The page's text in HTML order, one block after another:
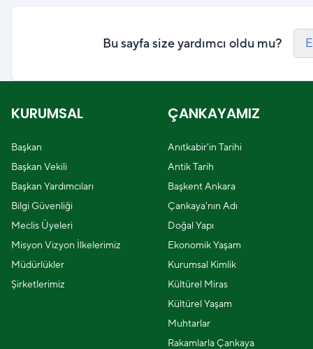
Bu sayfa size yardımcı oldu mu?
KURUMSAL
Başkan
Başkan Vekili
Başkan Yardımcıları
Bilgi Güvenliği
Meclis Üyeleri
Misyon Vizyon İlkelerimiz
Müdürlükler
Şirketlerimiz
ÇANKAYAMIZ
Anıtkabir'in Tarihi
Antik Tarih
Başkent Ankara
Çankaya'nın Adı
Doğal Yapı
Ekonomik Yaşam
Kurumsal Kimlik
Kültürel Miras
Kültürel Yaşam
Muhtarlar
Rakamlarla Çankaya